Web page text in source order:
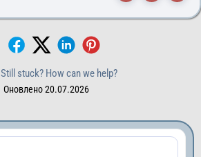
Still stuck? How can we help?
Оновлено 20.07.2026